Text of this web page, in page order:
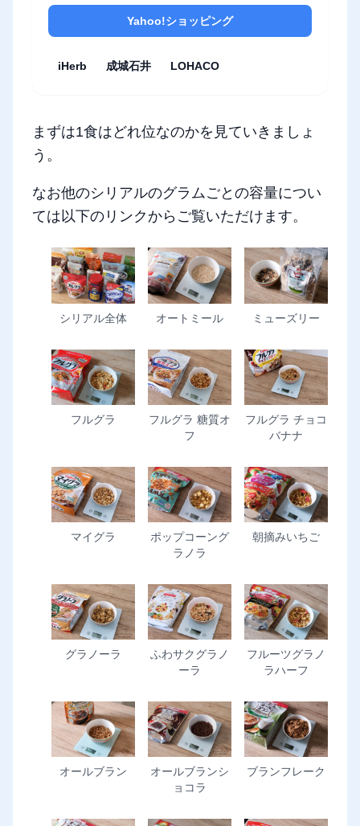
Yahoo!ショッピング
iHerb 成城石井 LOHACO
まずは1食はどれ位なのかを見ていきましょ
う。
なお他のシリアルのグラムごとの容量につい
ては以下のリンクからご覧いただけます。
シリアル全体 オートミール ミューズリー
フルグラ
フルグラ 糖質オ
フ
フルグラ チョコ
バナナ
マイグラ
ポップコーング
ラノラ
朝摘みいちご
グラノーラ
ふわサクグラノ
ーラ
フルーツグラノ
ラハーフ
オールブラン
オールブランシ
ョコラ
ブランフレーク